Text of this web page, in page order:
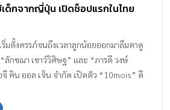
เด็กจากญี่ปุ่น เปิดช็อปแรกในไทย
มตั้งครรภ์จนถึงเวลาลูกน้อยออกมาลืมตาดู
ลักขณา เชาว์วิศิษฐ” และ “ภารดี วงษ์
คิน ออล เจ็น จำกัด เปิดตัว “10mois” ดี
ร้อมเปิดช็อปที่แรกในไทยที่ชั้น 6